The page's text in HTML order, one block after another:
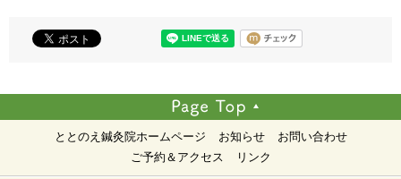
ととのえ鍼灸院ホームページ お知らせ
お問い合わせ
ご予約＆アクセス
リンク